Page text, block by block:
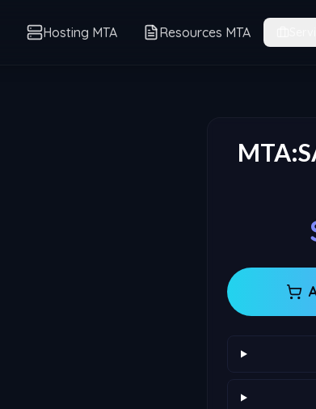
Hosting MTA Resources MTA